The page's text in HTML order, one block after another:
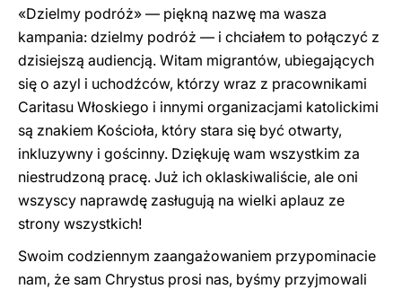
«Dzielmy podróż» — piękną nazwę ma wasza
kampania: dzielmy podróż — i chciałem to połączyć z
dzisiejszą audiencją. Witam migrantów, ubiegających
się o azyl i uchodźców, którzy wraz z pracownikami
Caritasu Włoskiego i innymi organizacjami katolickimi
są znakiem Kościoła, który stara się być otwarty,
inkluzywny i gościnny. Dziękuję wam wszystkim za
niestrudzoną pracę. Już ich oklaskiwaliście, ale oni
wszyscy naprawdę zasługują na wielki aplauz ze
strony wszystkich!
Swoim codziennym zaangażowaniem przypominacie
nam, że sam Chrystus prosi nas, byśmy przyjmowali